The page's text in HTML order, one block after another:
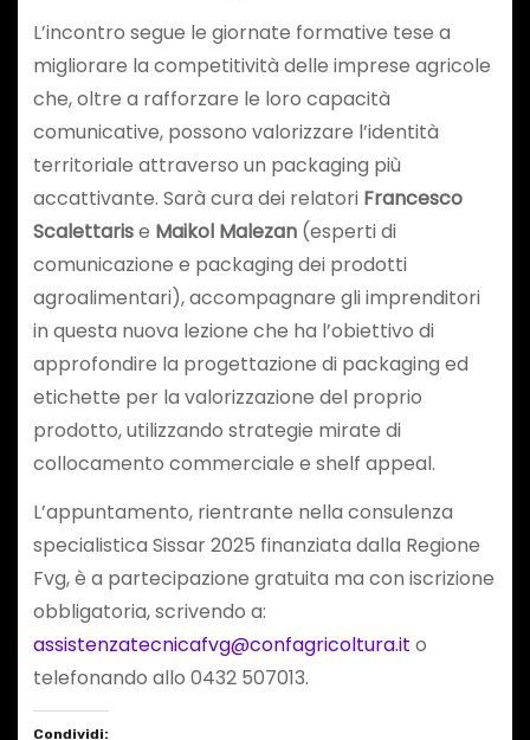
L’incontro segue le giornate formative tese a
migliorare la competitività delle imprese agricole
che, oltre a rafforzare le loro capacità
comunicative, possono valorizzare l’identità
territoriale attraverso un packaging più
accattivante. Sarà cura dei relatori Francesco
Scalettarise Maikol Malezan(esperti di
comunicazione e packaging dei prodotti
agroalimentari), accompagnare gli imprenditori
in questa nuova lezione che ha l’obiettivo di
approfondire la progettazione di packaging ed
etichette per la valorizzazione del proprio
prodotto, utilizzando strategie mirate di
collocamento commerciale e shelf appeal.
L’appuntamento, rientrante nella consulenza
specialistica Sissar 2025 finanziata dalla Regione
Fvg, è a partecipazione gratuita ma con iscrizione
obbligatoria, scrivendo a:
assistenzatecnicafvg@confagricoltura.it o
telefonando allo 0432 507013.
Condividi: